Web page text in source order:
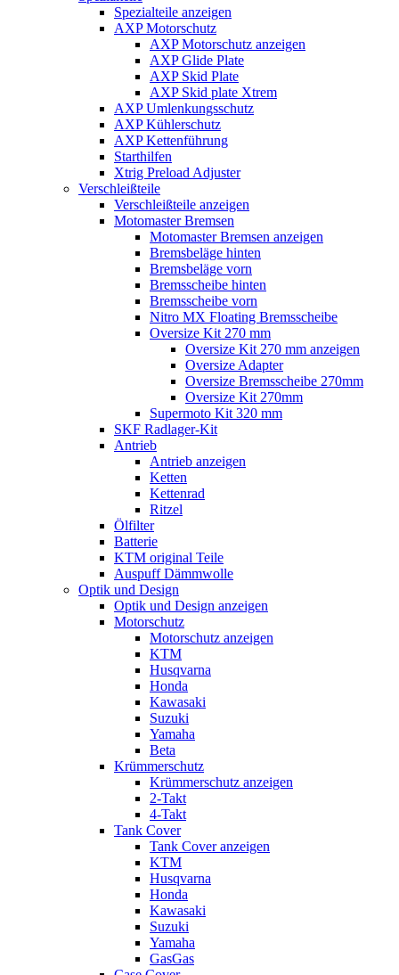
Spezialteile anzeigen
AXP Motorschutz
AXP Motorschutz anzeigen
AXP Glide Plate
AXP Skid Plate
AXP Skid plate Xtrem
AXP Umlenkungsschutz
AXP Kühlerschutz
AXP Kettenführung
Starthilfen
Xtrig Preload Adjuster
Verschleißteile
Verschleißteile anzeigen
Motomaster Bremsen
Motomaster Bremsen anzeigen
Bremsbeläge hinten
Bremsbeläge vorn
Bremsscheibe hinten
Bremsscheibe vorn
Nitro MX Floating Bremsscheibe
Oversize Kit 270 mm
Oversize Kit 270 mm anzeigen
Oversize Adapter
Oversize Bremsscheibe 270mm
Oversize Kit 270mm
Supermoto Kit 320 mm
SKF Radlager-Kit
Antrieb
Antrieb anzeigen
Ketten
Kettenrad
Ritzel
Ölfilter
Batterie
KTM original Teile
Auspuff Dämmwolle
Optik und Design
Optik und Design anzeigen
Motorschutz
Motorschutz anzeigen
KTM
Husqvarna
Honda
Kawasaki
Suzuki
Yamaha
Beta
Krümmerschutz
Krümmerschutz anzeigen
2-Takt
4-Takt
Tank Cover
Tank Cover anzeigen
KTM
Husqvarna
Honda
Kawasaki
Suzuki
Yamaha
GasGas